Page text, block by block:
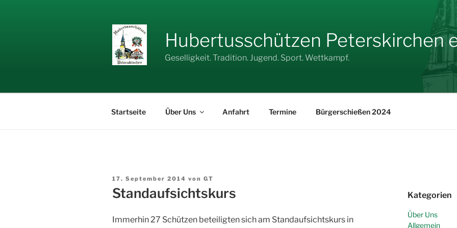
Hubertusschützen Peterskirchen
Geselligkeit. Tradition. Jugend. Sport. Wettkampf.
Startseite Über Uns Anfahrt Termine Bürgerschießen 2024
Veröffentlicht
am
17. September 2014 von GT
Standaufsichtskurs
Immerhin 27 Schützen beteiligten sich am Standaufsichtskurs in
Kategorien
Über Uns
Allgemein